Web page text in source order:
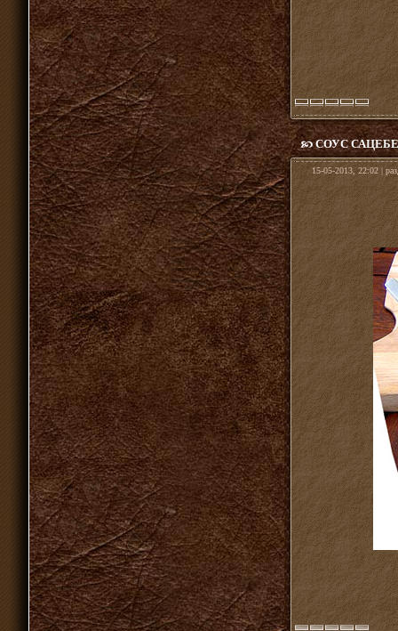
СОУС
15-05-2013, 22:02 |